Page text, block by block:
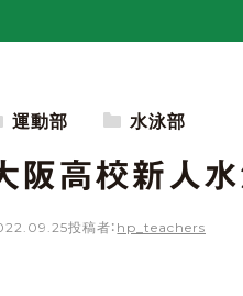
運動部 水泳部
阪高校新人水
投稿者：hp_teachers